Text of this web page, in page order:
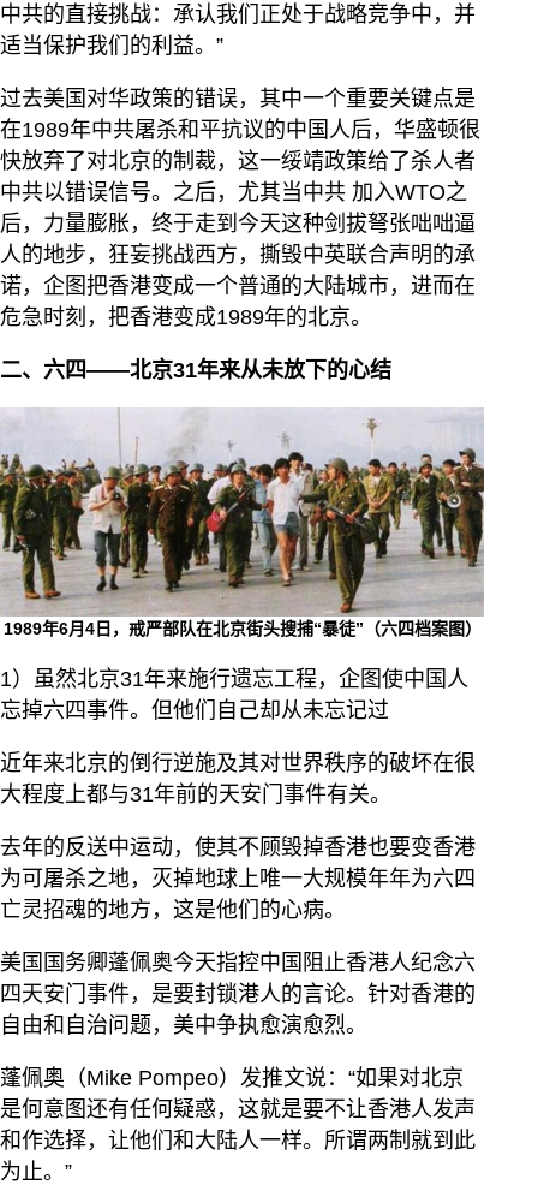
中共的直接挑战：承认我们正处于战略竞争中，并
适当保护我们的利益。”
过去美国对华政策的错误，其中一个重要关键点是
在1989年中共屠杀和平抗议的中国人后，华盛顿很
快放弃了对北京的制裁，这一绥靖政策给了杀人者
中共以错误信号。之后，尤其当中共 加入WTO之
后，力量膨胀，终于走到今天这种剑拔弩张咄咄逼
人的地步，狂妄挑战西方，撕毁中英联合声明的承
诺，企图把香港变成一个普通的大陆城市，进而在
危急时刻，把香港变成1989年的北京。
二、六四——北京31年来从未放下的心结
1989年6月4日，戒严部队在北京街头搜捕“暴徒”（六四档案图）
1）虽然北京31年来施行遗忘工程，企图使中国人
忘掉六四事件。但他们自己却从未忘记过
近年来北京的倒行逆施及其对世界秩序的破坏在很
大程度上都与31年前的天安门事件有关。
去年的反送中运动，使其不顾毁掉香港也要变香港
为可屠杀之地，灭掉地球上唯一大规模年年为六四
亡灵招魂的地方，这是他们的心病。
美国国务卿蓬佩奥今天指控中国阻止香港人纪念六
四天安门事件，是要封锁港人的言论。针对香港的
自由和自治问题，美中争执愈演愈烈。
蓬佩奥（Mike Pompeo）发推文说：“如果对北京
是何意图还有任何疑惑，这就是要不让香港人发声
和作选择，让他们和大陆人一样。所谓两制就到此
为止。”